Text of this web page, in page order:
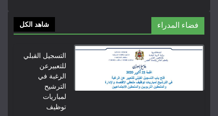
فضاء المدراء شاهد الكل
التسجيل القبلي
للتعبيرعن
الرغبة في
الترشيح
لمباريات
توظيف